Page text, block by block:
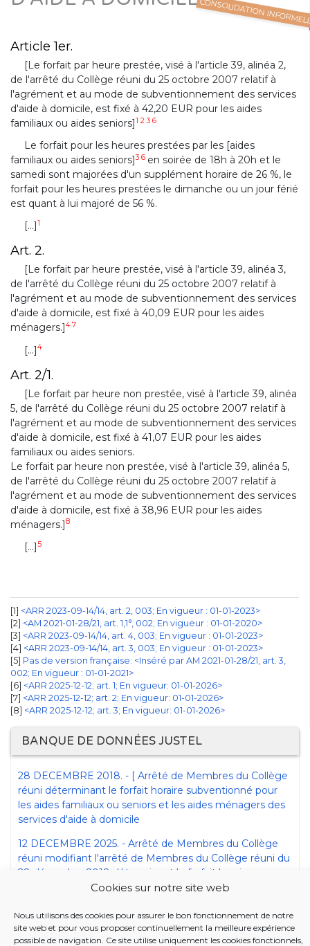
Cookies sur notre site web
Nous utilisons des cookies pour assurer le bon fonctionnement de notre
site web et pour vous proposer continuellement la meilleure expérience
possible de navigation. Ce site utilise uniquement les cookies fonctionnels,
CONSOLIDATION
Article 1er.
[Le forfait par heure prestée, visé à l'article 39, alinéa 2,
de l'arrêté du Collège réuni du 25 octobre 2007 relatif à
l'agrément et au mode de subventionnement des services
d'aide à domicile, est fixé à 42,20 EUR pour les aides
familiaux ou aides seniors]1 23 6
Le forfait pour les heures prestées par les [aides
familiaux ou aides seniors]3 6 en soirée de 18h à 20h et le
samedi sont majorées d'un supplément horaire de 26 %, le
forfait pour les heures prestées le dimanche ou un jour férié
est quant à lui majoré de 56 %.
[...] 1
Art. 2.
[Le forfait par heure prestée, visé à l'article 39, alinéa 3,
de l'arrêté du Collège réuni du 25 octobre 2007 relatif à
l'agrément et au mode de subventionnement des services
d'aide à domicile, est fixé à 40,09 EUR pour les aides
ménagers.] 4 7
[...]4
Art. 2/1.
[Le forfait par heure non prestée, visé à l'article 39, alinéa
5, de l'arrêté du Collège réuni du 25 octobre 2007 relatif à
l'agrément et au mode de subventionnement des services
d'aide à domicile, est fixé à 41,07 EUR pour les aides
familiaux ou aides seniors.
Le forfait par heure non prestée, visé à l'article 39, alinéa 5,
de l'arrêté du Collège réuni du 25 octobre 2007 relatif à
l'agrément et au mode de subventionnement des services
d'aide à domicile, est fixé à 38,96 EUR pour les aides
ménagers.]8
[...]5
1 <ARR 2023-09-14/14, art. 2, 003; En vigueur : 01-01-2023>
2 <AM 2021-01-28/21, art. 1,1°, 002; En vigueur : 01-01-2020>
3 <ARR 2023-09-14/14, art. 4, 003; En vigueur : 01-01-2023>
4 <ARR 2023-09-14/14, art. 3, 003; En vigueur : 01-01-2023>
5 Pas de version française: <Inséré par AM 2021-01-28/21, art. 3,
002; En vigueur : 01-01-2021>
[6] <ARR 2025-12-12; art. 1; En vigueur: 01-01-2026>
[7] <ARR 2025-12-12; art. 2; En vigueur: 01-01-2026>
[8] <ARR 2025-12-12; art. 3; En vigueur: 01-01-2026>
BANQUE DE DONNÉES JUSTEL
28 DECEMBRE 2018. - [ Arrêté de Membres du Collège
réuni déterminant le forfait horaire subventionné pour
les aides familiaux ou seniors et les aides ménagers des
services d'aide à domicile
12 DECEMBRE 2025. - Arrêté de Membres du Collège
réuni modifiant l'arrêté de Membres du Collège réuni du
28 décembre 2018 déterminant le forfait horaire
subventionné pour les aides familiaux ou seniors et les